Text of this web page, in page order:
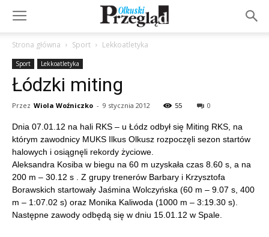
Strona główna Sport Lekkoatletyka
Sport Lekkoatletyka
Łódzki miting
Przez Wiola Woźniczko - 9 stycznia 2012 55 0
Dnia 07.01.12 na hali RKS – u Łódz odbył się Miting RKS, na
którym zawodnicy MUKS Ilkus Olkusz rozpoczęli sezon startów
halowych i osiągnęli rekordy życiowe.
Aleksandra Kosiba w biegu na 60 m uzyskała czas 8.60 s, a na
200 m – 30.12 s . Z grupy trenerów Barbary i Krzysztofa
Borawskich startowały Jaśmina Wolczyńska (60 m – 9.07 s, 400
m – 1:07.02 s) oraz Monika Kaliwoda (1000 m – 3:19.30 s).
Następne zawody odbędą się w dniu 15.01.12 w Spale.